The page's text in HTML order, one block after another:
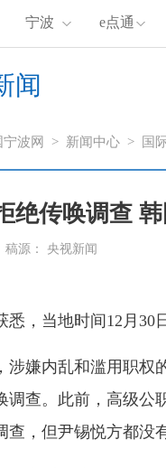
宁波 e点通
闻
宁波网 > 新闻中心 > 国
绝传唤调查
稿源： 央视新闻
，当地时间12月30
嫌内乱和滥用职权
调查。此前，高级公
查，但尹锡悦方都没